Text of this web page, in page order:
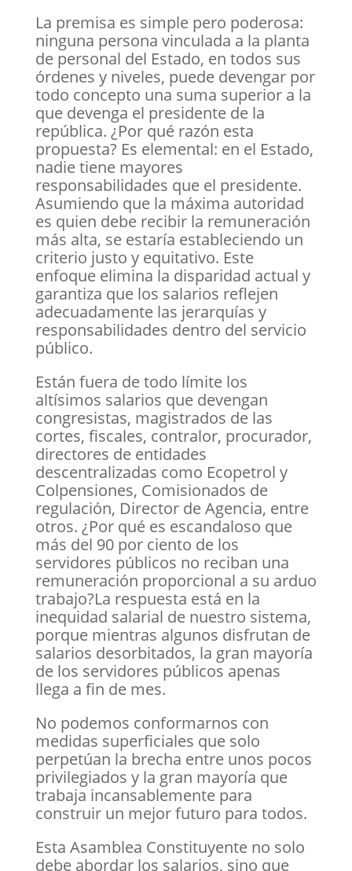
La premisa es simple pero poderosa:
ninguna persona vinculada a la planta
de personal del Estado, en todos sus
órdenes y niveles, puede devengar por
todo concepto una suma superior a la
que devenga el presidente de la
república. ¿Por qué razón esta
propuesta? Es elemental: en el Estado,
nadie tiene mayores
responsabilidades que el presidente.
Asumiendo que la máxima autoridad
es quien debe recibir la remuneración
más alta, se estaría estableciendo un
criterio justo y equitativo. Este
enfoque elimina la disparidad actual y
garantiza que los salarios reflejen
adecuadamente las jerarquías y
responsabilidades dentro del servicio
público.
Están fuera de todo límite los
altísimos salarios que devengan
congresistas, magistrados de las
cortes, fiscales, contralor, procurador,
directores de entidades
descentralizadas como Ecopetrol y
Colpensiones, Comisionados de
regulación, Director de Agencia, entre
otros. ¿Por qué es escandaloso que
más del 90 por ciento de los
servidores públicos no reciban una
remuneración proporcional a su arduo
trabajo?La respuesta está en la
inequidad salarial de nuestro sistema,
porque mientras algunos disfrutan de
salarios desorbitados, la gran mayoría
de los servidores públicos apenas
llega a fin de mes.
No podemos conformarnos con
medidas superficiales que solo
perpetúan la brecha entre unos pocos
privilegiados y la gran mayoría que
trabaja incansablemente para
construir un mejor futuro para todos.
Esta Asamblea Constituyente no solo
debe abordar los salarios, sino que